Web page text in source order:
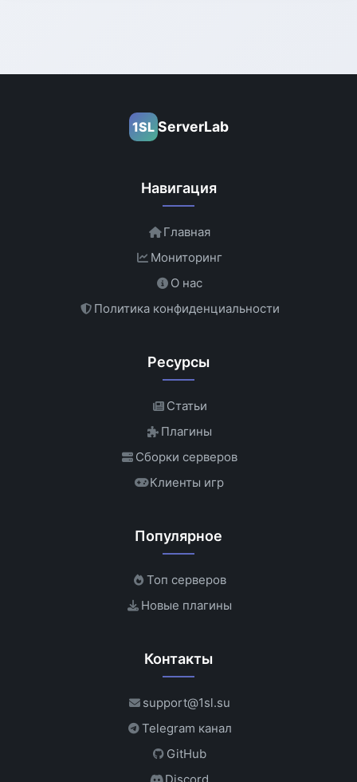
1SL ServerLab
Навигация
Главная
Мониторинг
О нас
Политика конфиденциальности
Ресурсы
Статьи
Плагины
Сборки серверов
Клиенты игр
Популярное
Топ серверов
Новые плагины
Контакты
support@1sl.su
Telegram канал
GitHub